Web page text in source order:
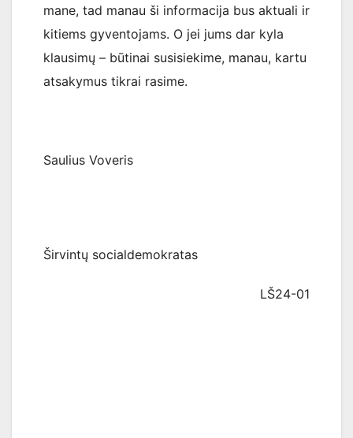
mane, tad manau ši informacija bus aktuali ir
kitiems gyventojams. O jei jums dar kyla
klausimų – būtinai susisiekime, manau, kartu
atsakymus tikrai rasime.
Saulius Voveris
Širvintų socialdemokratas
LŠ24-01